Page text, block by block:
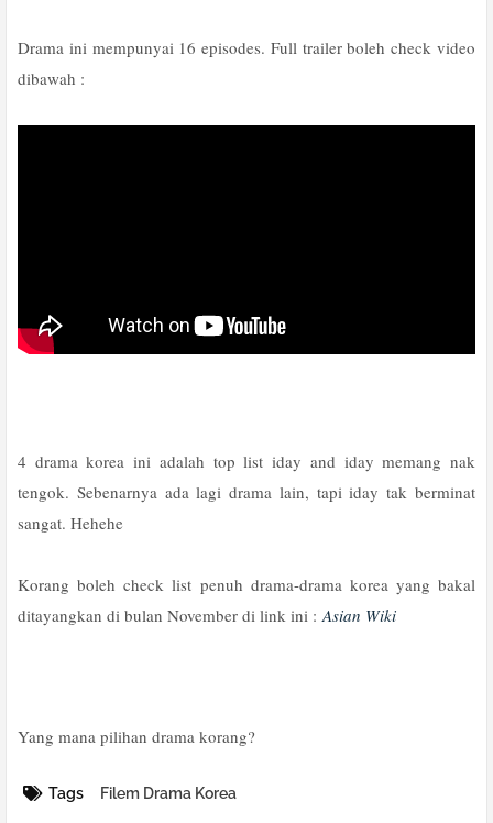
Drama ini mempunyai 16 episodes. Full trailer boleh check video
dibawah :
4 drama korea ini adalah top list iday and iday memang nak
tengok. Sebenarnya ada lagi drama lain, tapi iday tak berminat
sangat. Hehehe
Korang boleh check list penuh drama-drama korea yang bakal
ditayangkan di bulan November di link ini :Asian Wiki
Yang mana pilihan drama korang?
Tags Filem Drama Korea